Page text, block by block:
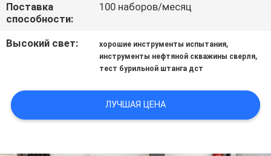
КАРТА
САЙТА
POLICY
Поставка
способности:
100 наборов/месяц
Высокий свет: хорошие инструменты испытания,
инструменты нефтяной скважины сверля,
тест бурильной штанга дст
ЛУЧШАЯ ЦЕНА